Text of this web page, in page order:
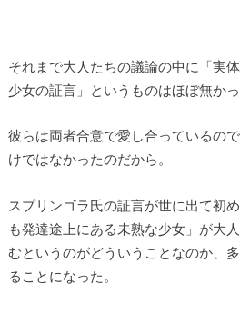
それまで大人たちの議論の中に「実
少女の証言」というものはほぼ無かっ
彼らは両者合意で愛し合っているの
けではなかったのだから。
スプリンゴラ氏の証言が世に出て初
も発達途上にある未熟な少女」が大
むというのがどういうことなのか、
ることになった。